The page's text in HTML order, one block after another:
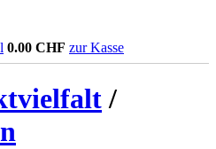
0.00 CHF zur Kasse
/